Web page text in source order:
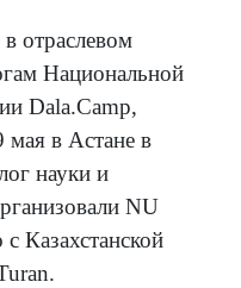
отраслевом
Национальной
Dala.Camp,
мая в Астане в
науки и
NU
Казахстанской